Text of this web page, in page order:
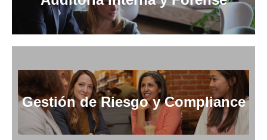
Gestión de Riesgo y Compliance